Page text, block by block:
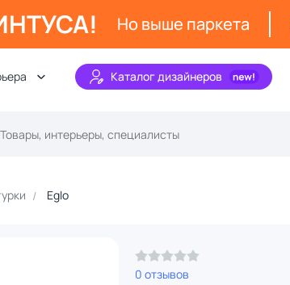
Но выше паркета
Каталог дизайнеров
Eglo
0 отзывов